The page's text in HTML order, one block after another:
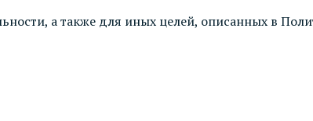
а также для иных целей, описанных в